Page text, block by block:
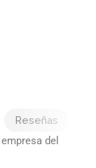
Reseñas
del